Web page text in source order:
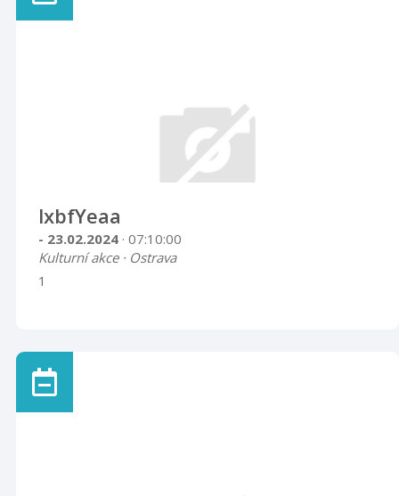
lxbfYeaa
- 23.02.2024 · 07:10:00
Kulturní akce · Ostrava
1